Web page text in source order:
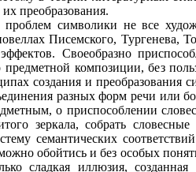
преобразования.
символики не все
Писемского, Тургенева,
Своеобразно
композиции, без
создания и преобразования
разных форм речи или
о приспособлении
зеркала, собрать
семантических
обойтись и без особых
сладкая иллюзия,